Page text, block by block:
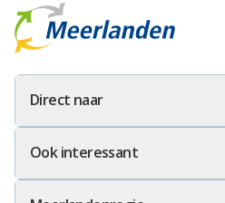
Meerlanden Logo
Direct naar
Ook interessant